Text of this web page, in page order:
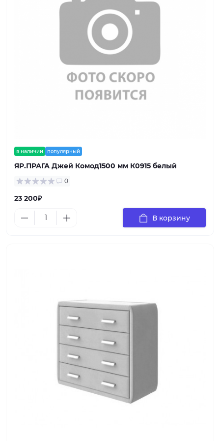
в наличии популярный
ЯР.ПРАГА Джей Комод1500 мм К0915 белый
0
23 200₽
В корзину